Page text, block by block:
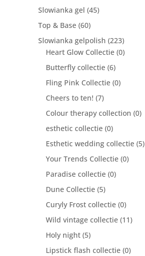
Slowianka gel (45)
Top & Base (60)
Slowianka gelpolish (223)
Heart Glow Collectie (0)
Butterfly collectie (6)
Fling Pink Collectie (0)
Cheers to ten! (7)
Colour therapy collection (0)
esthetic collectie (0)
Esthetic wedding collectie (5)
Your Trends Collectie (0)
Paradise collectie (0)
Dune Collectie (5)
Curyly Frost collectie (0)
Wild vintage collectie (11)
Holy night (5)
Lipstick flash collectie (0)